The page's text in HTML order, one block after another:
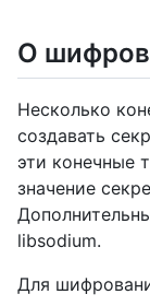
О
Несколько
создавать
эти конечные
значение
libsodium.
Для